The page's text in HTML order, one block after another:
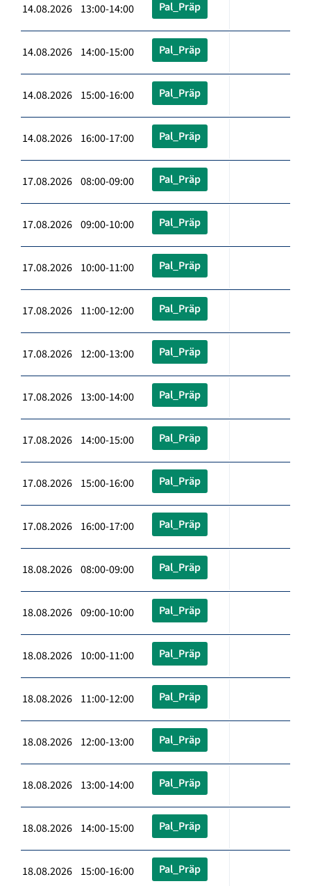
14.08.2026 13:00-14:00 Pal_Präp
14.08.2026 14:00-15:00 Pal_Präp
14.08.2026 15:00-16:00 Pal_Präp
14.08.2026 16:00-17:00 Pal_Präp
17.08.2026 08:00-09:00 Pal_Präp
17.08.2026 09:00-10:00 Pal_Präp
17.08.2026 10:00-11:00 Pal_Präp
17.08.2026 11:00-12:00 Pal_Präp
17.08.2026 12:00-13:00 Pal_Präp
17.08.2026 13:00-14:00 Pal_Präp
17.08.2026 14:00-15:00 Pal_Präp
17.08.2026 15:00-16:00 Pal_Präp
17.08.2026 16:00-17:00 Pal_Präp
18.08.2026 08:00-09:00 Pal_Präp
18.08.2026 09:00-10:00 Pal_Präp
18.08.2026 10:00-11:00 Pal_Präp
18.08.2026 11:00-12:00 Pal_Präp
18.08.2026 12:00-13:00 Pal_Präp
18.08.2026 13:00-14:00 Pal_Präp
18.08.2026 14:00-15:00 Pal_Präp
18.08.2026 15:00-16:00 Pal_Präp